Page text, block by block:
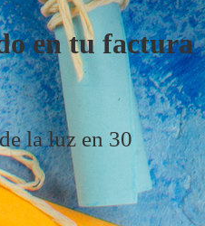
en tu factura
la luz en 30